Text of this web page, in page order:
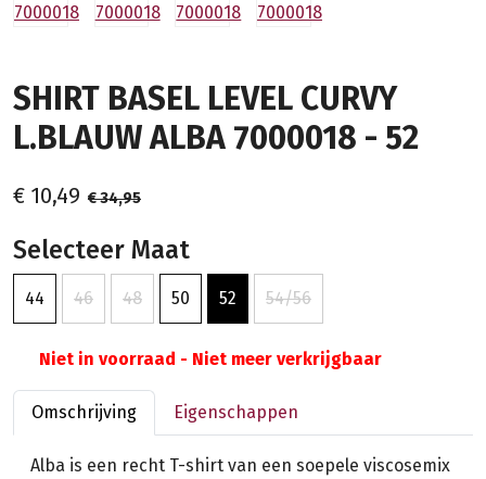
SHIRT BASEL LEVEL CURVY
L.BLAUW ALBA 7000018 - 52
€ 10,49 € 34,95
Selecteer Maat
44 46 48 50 52 54/56
Niet in voorraad - Niet meer verkrijgbaar
Omschrijving Eigenschappen
Alba is een recht T-shirt van een soepele viscosemix